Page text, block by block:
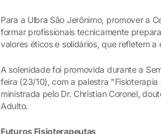
Para a Ulbra São Jerônimo, promover a
formar profissionais tecnicamente
valores éticos e solidários, que refletem a
A solenidade foi promovida durante a
feira (23/10), com a palestra
ministrada pelo Dr. Christian Coronel,
Adulto.
Futuros Fisioterapeutas